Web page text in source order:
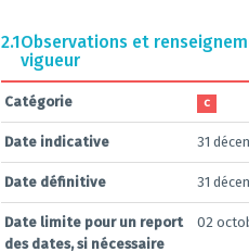
2.1Observations et
vigueur
Catégorie C
Date indicative 31
Date définitive 31
Date limite pour un report
des dates, si nécessaire
02